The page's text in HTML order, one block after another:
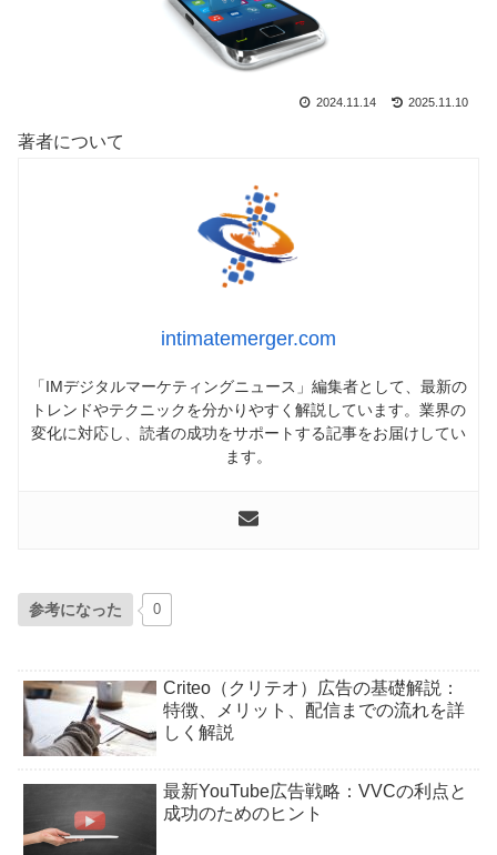
2024.11.14 2025.11.10
著者について
intimatemerger.com
「IMデジタルマーケティングニュース」編集者として、最新の
トレンドやテクニックを分かりやすく解説しています。業界の
変化に対応し、読者の成功をサポートする記事をお届けしてい
ます。
参考になった 0
Criteo（クリテオ）広告の基礎解説：
特徴、メリット、配信までの流れを詳
しく解説
最新YouTube広告戦略：VVCの利点と
成功のためのヒント